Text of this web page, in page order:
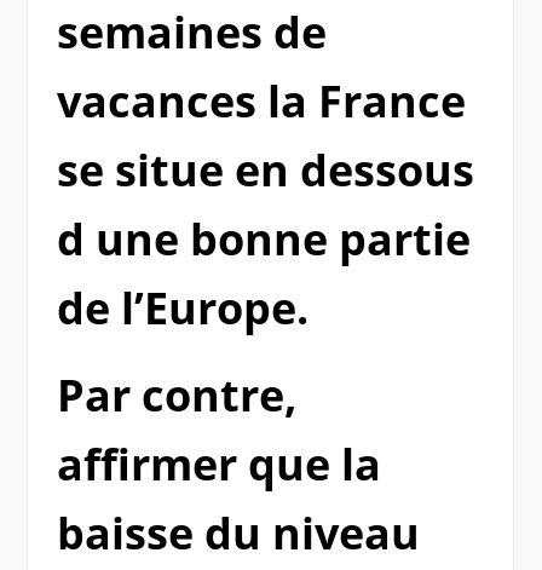
semaines de
vacances la France
se situe en dessous
d une bonne partie
de l’Europe.
Par contre,
affirmer que la
baisse du niveau